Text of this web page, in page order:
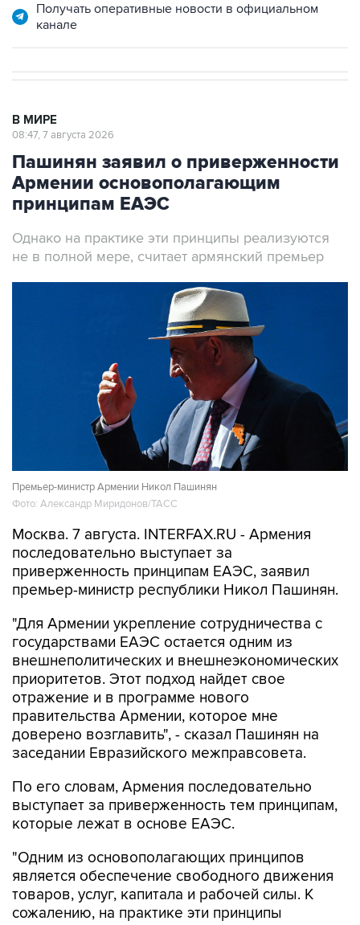
Получать оперативные новости в официальном
канале
В МИРЕ
08:47, 7 августа 2026
Пашинян заявил о приверженности
Армении основополагающим
принципам ЕАЭС
Однако на практике эти принципы реализуются
не в полной мере, считает армянский премьер
Премьер-министр Армении Никол Пашинян
Фото: Александр Миридонов/ТАСС
Москва. 7 августа. INTERFAX.RU - Армения
последовательно выступает за
приверженность принципам ЕАЭС, заявил
премьер-министр республики Никол Пашинян.
"Для Армении укрепление сотрудничества с
государствами ЕАЭС остается одним из
внешнеполитических и внешнеэкономических
приоритетов. Этот подход найдет свое
отражение и в программе нового
правительства Армении, которое мне
доверено возглавить", - сказал Пашинян на
заседании Евразийского межправсовета.
По его словам, Армения последовательно
выступает за приверженность тем принципам,
которые лежат в основе ЕАЭС.
"Одним из основополагающих принципов
является обеспечение свободного движения
товаров, услуг, капитала и рабочей силы. К
сожалению, на практике эти принципы